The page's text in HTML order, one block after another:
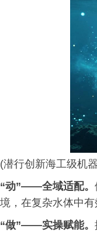
(潜行创新海工级机
“动”——全域适配。
境，在复杂水体中有
“做”——实操赋能。